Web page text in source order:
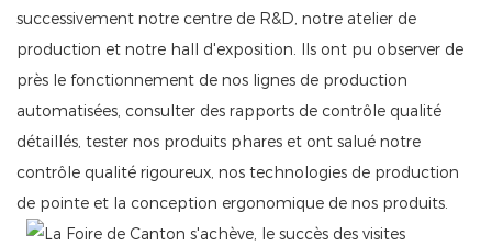
successivement notre centre de R&D, notre atelier de
production et notre hall d'exposition. Ils ont pu observer de
près le fonctionnement de nos lignes de production
automatisées, consulter des rapports de contrôle qualité
détaillés, tester nos produits phares et ont salué notre
contrôle qualité rigoureux, nos technologies de production
de pointe et la conception ergonomique de nos produits.